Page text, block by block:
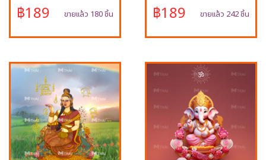
฿189 ขายแล้ว 180 ชิ้น ฿189 ขายแล้ว 242 ชิ้น